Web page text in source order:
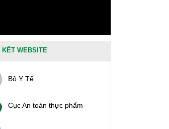
KẾT WEBSITE
Bộ Y Tế
Cục An toàn thực phẩm